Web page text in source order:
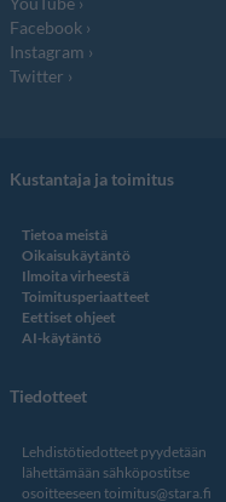
Facebook
Instagram
Twitter
Kustantaja ja toimitus
Tietoa meistä
Oikaisukäytäntö
Ilmoita virheestä
Toimitusperiaatteet
Eettiset ohjeet
AI-käytäntö
Tiedotteet
Lehdistötiedotteet pyydetään
lähettämään sähköpostitse
osoitteeseen toimitus@stara.fi